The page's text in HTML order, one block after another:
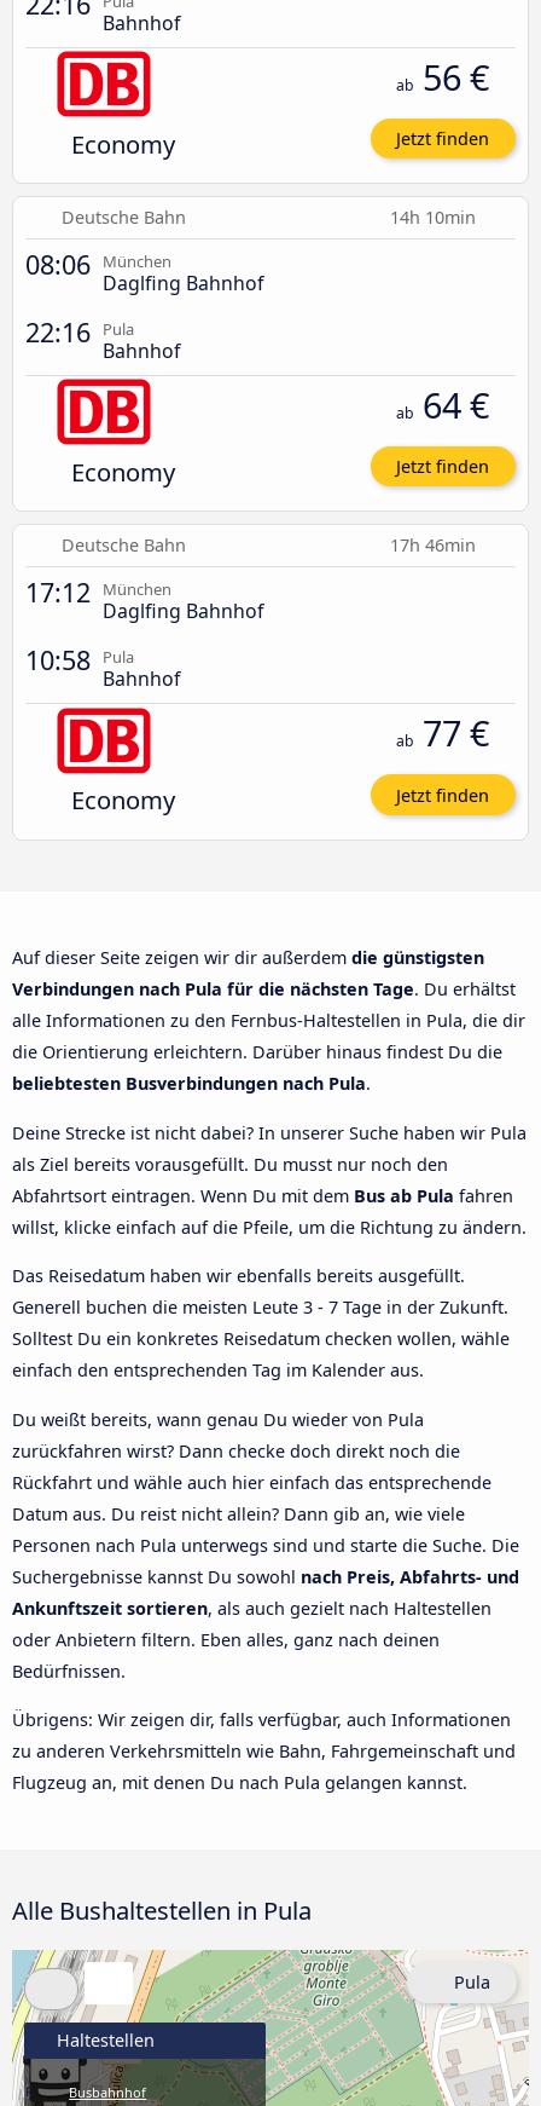
Bahnhof
Economy
ab 56 €
Jetzt finden
Deutsche Bahn 14h 10min
08:06 München
Daglfing Bahnhof
22:16 Pula
Bahnhof
Economy
ab 64 €
Jetzt finden
Deutsche Bahn 17h 46min
17:12 München
Daglfing Bahnhof
10:58 Pula
Bahnhof
Economy
ab 77 €
Jetzt finden
Auf dieser Seite zeigen wir dir außerdem die günstigsten
Verbindungen nach Pula für die nächsten Tage. Du erhältst
alle Informationen zu den Fernbus-Haltestellen in Pula, die dir
die Orientierung erleichtern. Darüber hinaus findest Du die
beliebtesten Busverbindungen nach Pula.
Deine Strecke ist nicht dabei? In unserer Suche haben wir Pula
als Ziel bereits vorausgefüllt. Du musst nur noch den
Abfahrtsort eintragen. Wenn Du mit dem Bus ab Pula fahren
willst, klicke einfach auf die Pfeile, um die Richtung zu ändern.
Das Reisedatum haben wir ebenfalls bereits ausgefüllt.
Generell buchen die meisten Leute 3 - 7 Tage in der Zukunft.
Solltest Du ein konkretes Reisedatum checken wollen, wähle
einfach den entsprechenden Tag im Kalender aus.
Du weißt bereits, wann genau Du wieder von Pula
zurückfahren wirst? Dann checke doch direkt noch die
Rückfahrt und wähle auch hier einfach das entsprechende
Datum aus. Du reist nicht allein? Dann gib an, wie viele
Personen nach Pula unterwegs sind und starte die Suche. Die
Suchergebnisse kannst Du sowohl nach Preis, Abfahrts- und
Ankunftszeit sortieren, als auch gezielt nach Haltestellen
oder Anbietern filtern. Eben alles, ganz nach deinen
Bedürfnissen.
Übrigens: Wir zeigen dir, falls verfügbar, auch Informationen
zu anderen Verkehrsmitteln wie Bahn, Fahrgemeinschaft und
Flugzeug an, mit denen Du nach Pula gelangen kannst.
Alle Bushaltestellen in Pula
Haltestellen
Busbahnhof
Pula